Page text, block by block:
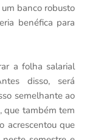
banco robusto
benéfica para
a folha salarial
disso, será
semelhante ao
que também tem
acrescentou que